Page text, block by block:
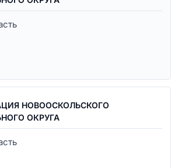
НОВООСКОЛЬСКОГО
ОКРУГА